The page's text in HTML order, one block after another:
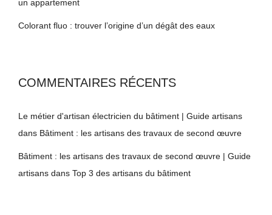
un appartement
Colorant fluo : trouver l’origine d’un dégât des eaux
COMMENTAIRES RÉCENTS
Le métier d'artisan électricien du bâtiment | Guide artisans
dans Bâtiment : les artisans des travaux de second œuvre
Bâtiment : les artisans des travaux de second œuvre | Guide
artisans dans Top 3 des artisans du bâtiment